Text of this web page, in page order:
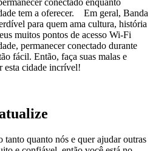
conectado enquanto
tem a oferecer. Em geral, Banda
para quem ama cultura, história
muitos pontos de acesso Wi-Fi
permanecer conectado durante
fácil. Então, faça suas malas e
esta cidade incrível!
tanto quanto nós e quer ajudar outras